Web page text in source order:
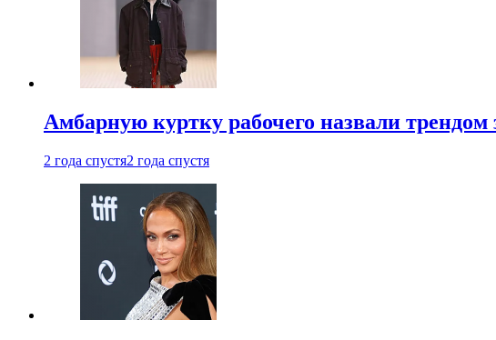
Амбарную куртку рабочего назвали
2 года спустя2 года спустя